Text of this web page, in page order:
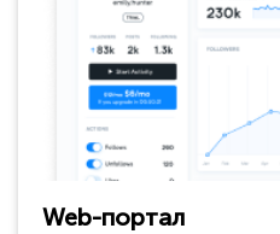
Web-портал